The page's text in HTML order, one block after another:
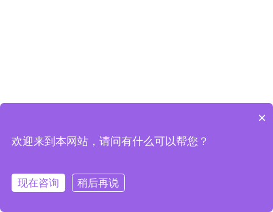
×
欢迎来到本网站，请问有什么可以帮您？
现在咨询 稍后再说